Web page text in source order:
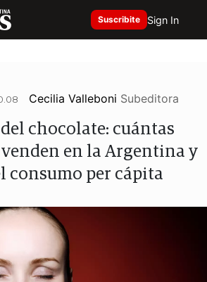
Suscribite Sign In
Cecilia Valleboni Subeditora
chocolate: cuántas
en la Argentina y
consumo per cápita